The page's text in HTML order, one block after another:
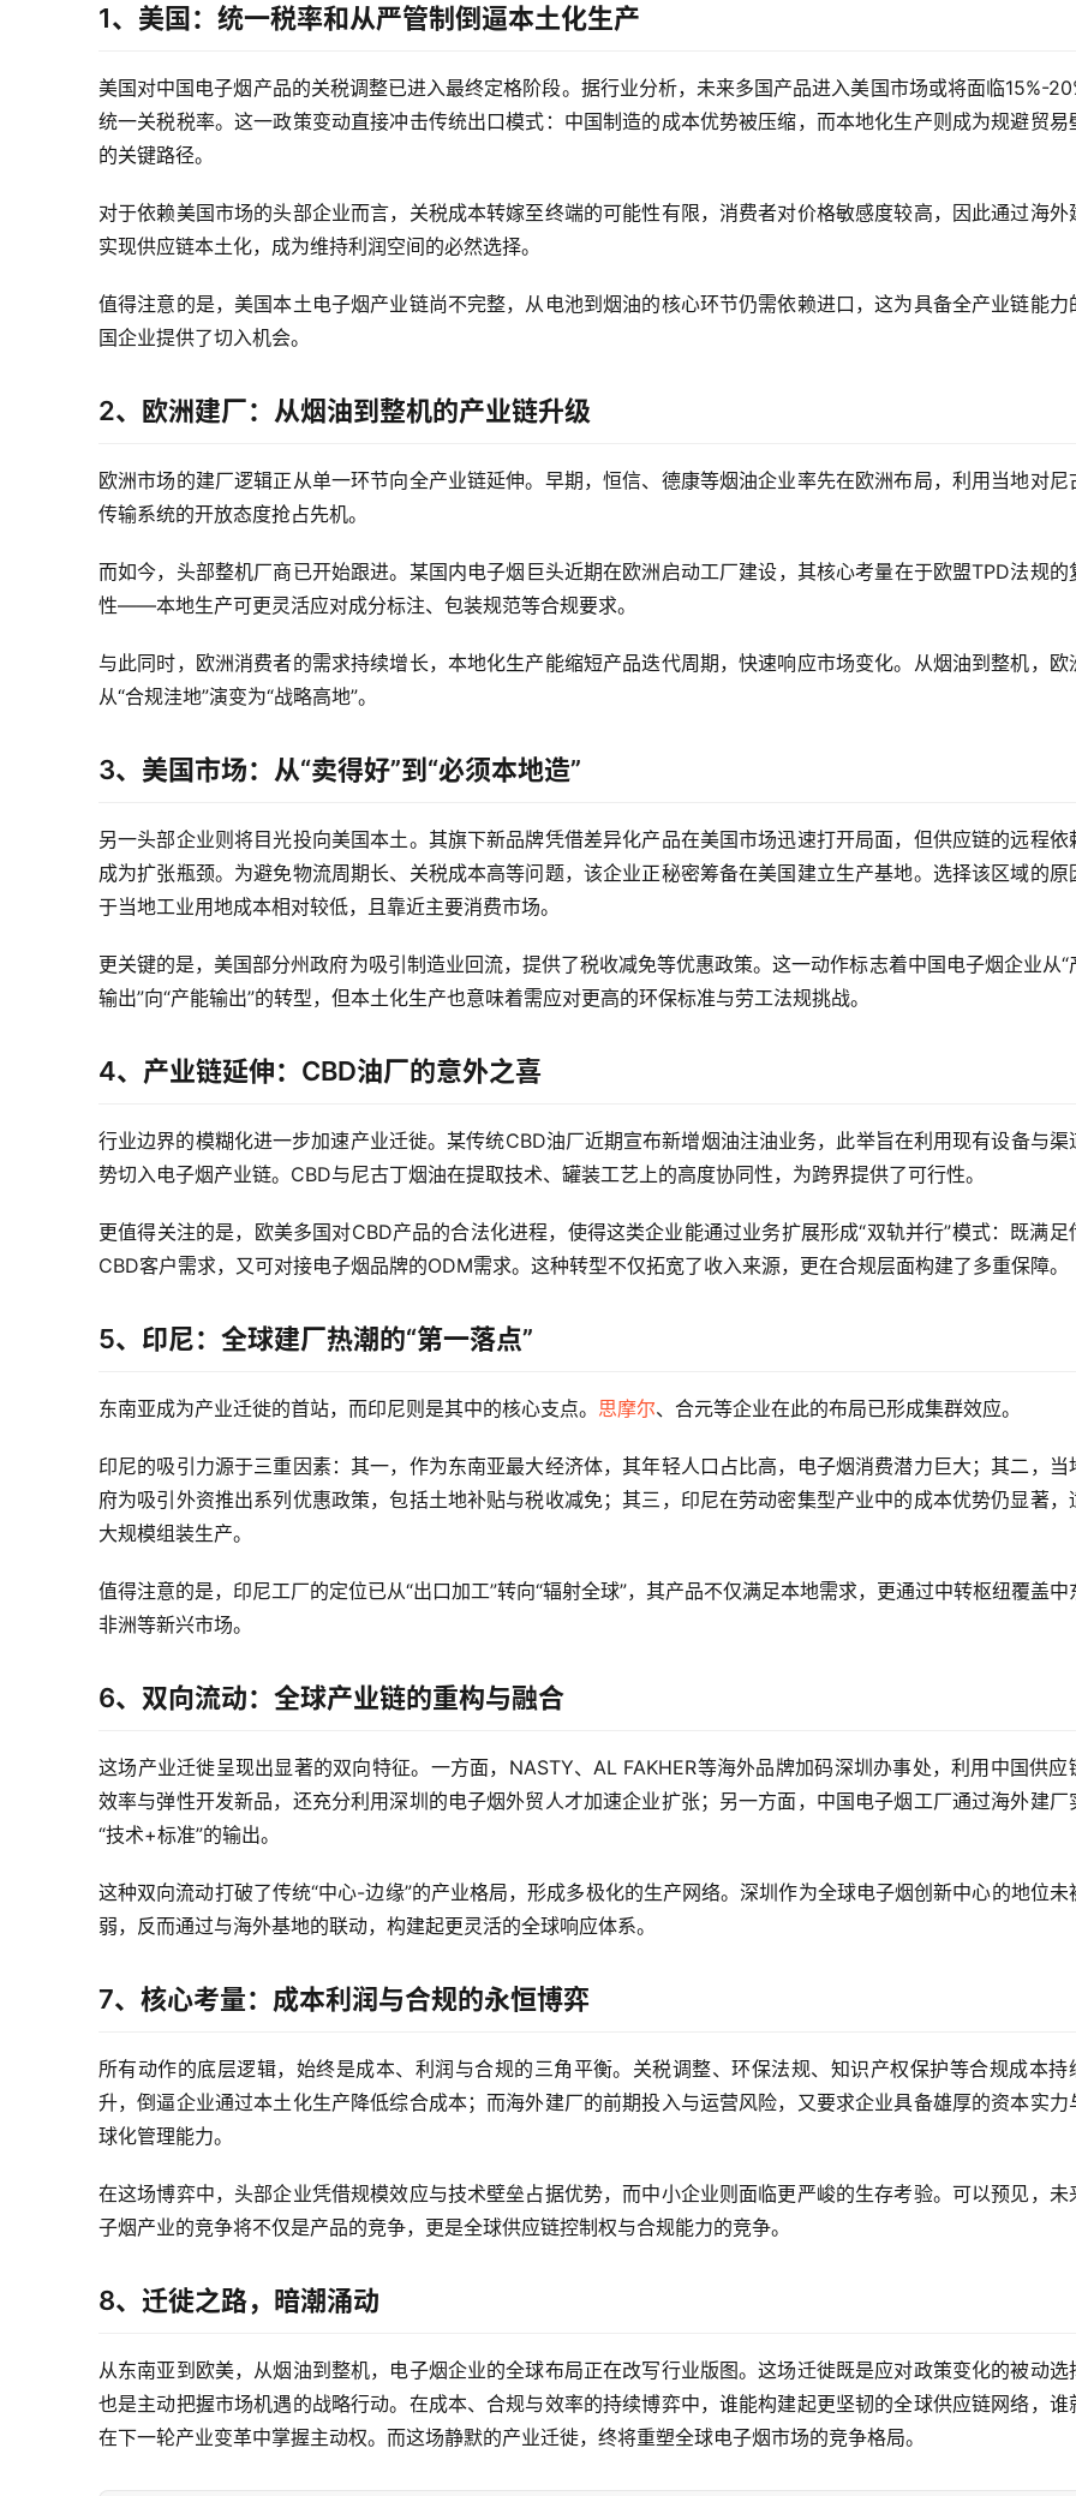
1、美国：统一税率和从严管制倒逼本土化生产
美国对中国电子烟产品的关税调整已进入最终定格阶段。据行业分析，未来多国产品进入美国市场或将面临15%-
统一关税税率。这一政策变动直接冲击传统出口模式：中国制造的成本优势被压缩，而本地化生产则成为规避贸易
的关键路径。
对于依赖美国市场的头部企业而言，关税成本转嫁至终端的可能性有限，消费者对价格敏感度较高，因此通过海外
实现供应链本土化，成为维持利润空间的必然选择。
值得注意的是，美国本土电子烟产业链尚不完整，从电池到烟油的核心环节仍需依赖进口，这为具备全产业链能力
国企业提供了切入机会。
2、欧洲建厂：从烟油到整机的产业链升级
欧洲市场的建厂逻辑正从单一环节向全产业链延伸。早期，恒信、德康等烟油企业率先在欧洲布局，利用当地对尼
传输系统的开放态度抢占先机。
而如今，头部整机厂商已开始跟进。某国内电子烟巨头近期在欧洲启动工厂建设，其核心考量在于欧盟TPD法规的
性——本地生产可更灵活应对成分标注、包装规范等合规要求。
与此同时，欧洲消费者的需求持续增长，本地化生产能缩短产品迭代周期，快速响应市场变化。从烟油到整机，欧
从“合规洼地”演变为“战略高地”。
3、美国市场：从“卖得好”到“必须本地造”
另一头部企业则将目光投向美国本土。其旗下新品牌凭借差异化产品在美国市场迅速打开局面，但供应链的远程依
成为扩张瓶颈。为避免物流周期长、关税成本高等问题，该企业正秘密筹备在美国建立生产基地。选择该区域的原
于当地工业用地成本相对较低，且靠近主要消费市场。
更关键的是，美国部分州政府为吸引制造业回流，提供了税收减免等优惠政策。这一动作标志着中国电子烟企业从“
输出”向“产能输出”的转型，但本土化生产也意味着需应对更高的环保标准与劳工法规挑战。
4、产业链延伸：CBD油厂的意外之喜
行业边界的模糊化进一步加速产业迁徙。某传统CBD油厂近期宣布新增烟油注油业务，此举旨在利用现有设备与渠
势切入电子烟产业链。CBD与尼古丁烟油在提取技术、罐装工艺上的高度协同性，为跨界提供了可行性。
更值得关注的是，欧美多国对CBD产品的合法化进程，使得这类企业能通过业务扩展形成“双轨并行”模式：既满足
CBD客户需求，又可对接电子烟品牌的ODM需求。这种转型不仅拓宽了收入来源，更在合规层面构建了多重保障。
5、印尼：全球建厂热潮的“第一落点”
东南亚成为产业迁徙的首站，而印尼则是其中的核心支点。 思摩尔、合元等企业在此的布局已形成集群效应。
印尼的吸引力源于三重因素：其一，作为东南亚最大经济体，其年轻人口占比高，电子烟消费潜力巨大；其二，当
府为吸引外资推出系列优惠政策，包括土地补贴与税收减免；其三，印尼在劳动密集型产业中的成本优势仍显著，
大规模组装生产。
值得注意的是，印尼工厂的定位已从“出口加工”转向“辐射全球”，其产品不仅满足本地需求，更通过中转枢纽覆盖中
非洲等新兴市场。
6、双向流动：全球产业链的重构与融合
这场产业迁徙呈现出显著的双向特征。一方面，NASTY、AL FAKHER等海外品牌加码深圳办事处，利用中国供应
效率与弹性开发新品，还充分利用深圳的电子烟外贸人才加速企业扩张；另一方面，中国电子烟工厂通过海外建厂
“技术+标准”的输出。
这种双向流动打破了传统“中心-边缘”的产业格局，形成多极化的生产网络。深圳作为全球电子烟创新中心的地位未
弱，反而通过与海外基地的联动，构建起更灵活的全球响应体系。
7、核心考量：成本利润与合规的永恒博弈
所有动作的底层逻辑，始终是成本、利润与合规的三角平衡。关税调整、环保法规、知识产权保护等合规成本持
升，倒逼企业通过本土化生产降低综合成本；而海外建厂的前期投入与运营风险，又要求企业具备雄厚的资本实力
球化管理能力。
在这场博弈中，头部企业凭借规模效应与技术壁垒占据优势，而中小企业则面临更严峻的生存考验。可以预见，未
子烟产业的竞争将不仅是产品的竞争，更是全球供应链控制权与合规能力的竞争。
8、迁徙之路，暗潮涌动
从东南亚到欧美，从烟油到整机，电子烟企业的全球布局正在改写行业版图。这场迁徙既是应对政策变化的被动选
也是主动把握市场机遇的战略行动。在成本、合规与效率的持续博弈中，谁能构建起更坚韧的全球供应链网络，谁
在下一轮产业变革中掌握主动权。而这场静默的产业迁徙，终将重塑全球电子烟市场的竞争格局。